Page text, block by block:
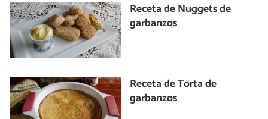
Receta de Nuggets de
garbanzos
Receta de Torta de
garbanzos